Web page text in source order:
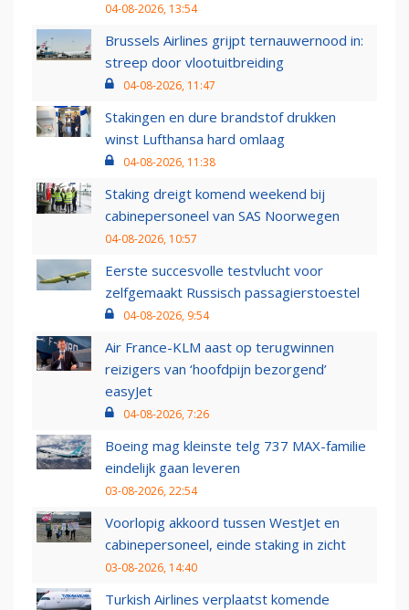
04-08-2026, 13:54
Brussels Airlines grijpt ternauwernood in:
streep door vlootuitbreiding
04-08-2026, 11:47
Stakingen en dure brandstof drukken
winst Lufthansa hard omlaag
04-08-2026, 11:38
Staking dreigt komend weekend bij
cabinepersoneel van SAS Noorwegen
04-08-2026, 10:57
Eerste succesvolle testvlucht voor
zelfgemaakt Russisch passagierstoestel
04-08-2026, 9:54
Air France-KLM aast op terugwinnen
reizigers van ‘hoofdpijn bezorgend’
easyJet
04-08-2026, 7:26
Boeing mag kleinste telg 737 MAX-familie
eindelijk gaan leveren
03-08-2026, 22:54
Voorlopig akkoord tussen WestJet en
cabinepersoneel, einde staking in zicht
03-08-2026, 14:40
Turkish Airlines verplaatst komende